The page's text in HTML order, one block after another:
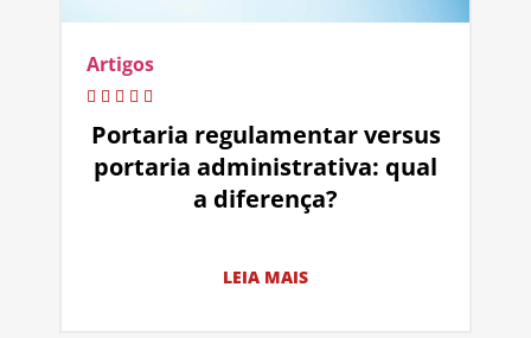
Artigos
Portaria regulamentar versus
portaria administrativa: qual
a diferença?
LEIA MAIS